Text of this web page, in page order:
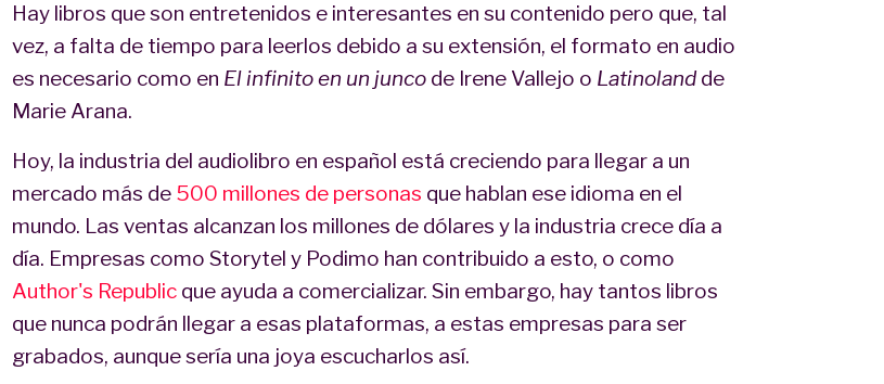
Hay libros que son entretenidos e interesantes en su contenido pero que, tal
vez, a falta de tiempo para leerlos debido a su extensión, el formato en audio
es necesario como en El infinito en un juncode Irene Vallejo o Latinolandde
Marie Arana.
Hoy, la industria del audiolibro en español está creciendo para llegar a un
mercado más de 500 millones de personas que hablan ese idioma en el
mundo. Las ventas alcanzan los millones de dólares y la industria crece día a
día. Empresas como Storytel y Podimo han contribuido a esto, o como
Author's Republicque ayuda a comercializar. Sin embargo, hay tantos libros
que nunca podrán llegar a esas plataformas, a estas empresas para ser
grabados, aunque sería una joya escucharlos así.